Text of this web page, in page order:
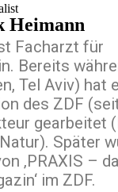
Heimann
Facharzt für
Bereits
Tel Aviv) hat
des ZDF
gearbeitet
Später
‚PRAXIS –
im ZDF.